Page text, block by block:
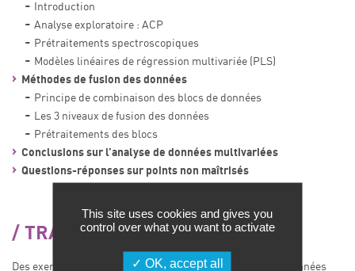
Introduction
Analyse exploratoire : ACP
Prétraitements spectroscopiques
Modèles linéaires de régression multivariée (PLS)
Méthodes de fusion des données
Principe de combinaison des blocs de données
Les 3 niveaux de fusion des données
Prétraitements des blocs
Conclusions sur l’analyse de données multivariées
Questions-réponses sur points non maîtrisés
TRAVAUX DIRIGES
Des exercices d’application sont proposés sur un jeu de données
This site uses cookies and gives you
control over what you want to activate
OK, accept all